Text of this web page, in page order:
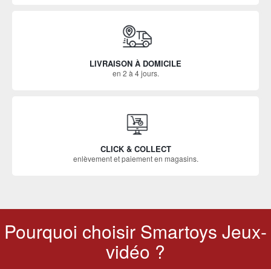
LIVRAISON À DOMICILE
en 2 à 4 jours.
CLICK & COLLECT
enlèvement et paiement en magasins.
Pourquoi choisir Smartoys Jeux-
vidéo ?